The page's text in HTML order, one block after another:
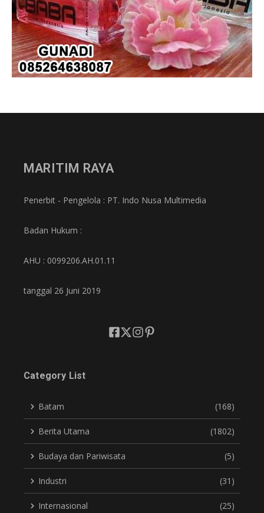
MARITIM RAYA
Penerbit - Pengelola : PT. Indo Nusa Multimedia
Badan Hukum :
AHU : 0099206.AH.01.11
tanggal 26 Juni 2019
Category List
Batam (168)
Berita Utama (1802)
Budaya dan Pariwisata (5)
Industri (31)
Internasional (25)